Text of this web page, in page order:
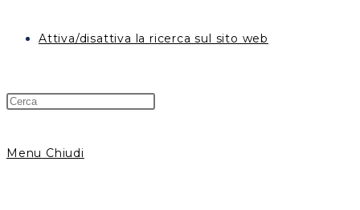
Attiva/disattiva la ricerca sul sito web
Menu Chiudi